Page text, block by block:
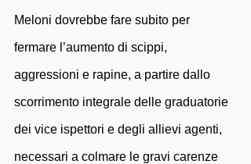
Meloni dovrebbe fare subito per
fermare l’aumento di scippi,
aggressioni e rapine, a partire dallo
scorrimento integrale delle graduatorie
dei vice ispettori e degli allievi agenti,
necessari a colmare le gravi carenze